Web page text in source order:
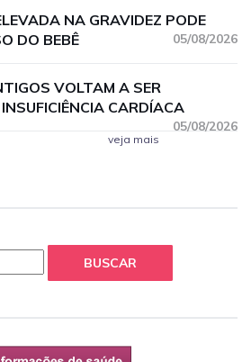
NA GRAVIDEZ PODE
DO BEBÊ
05/08/2026
VOLTAM A SER
CARDÍACA
05/08/2026
veja mais
BUSCAR